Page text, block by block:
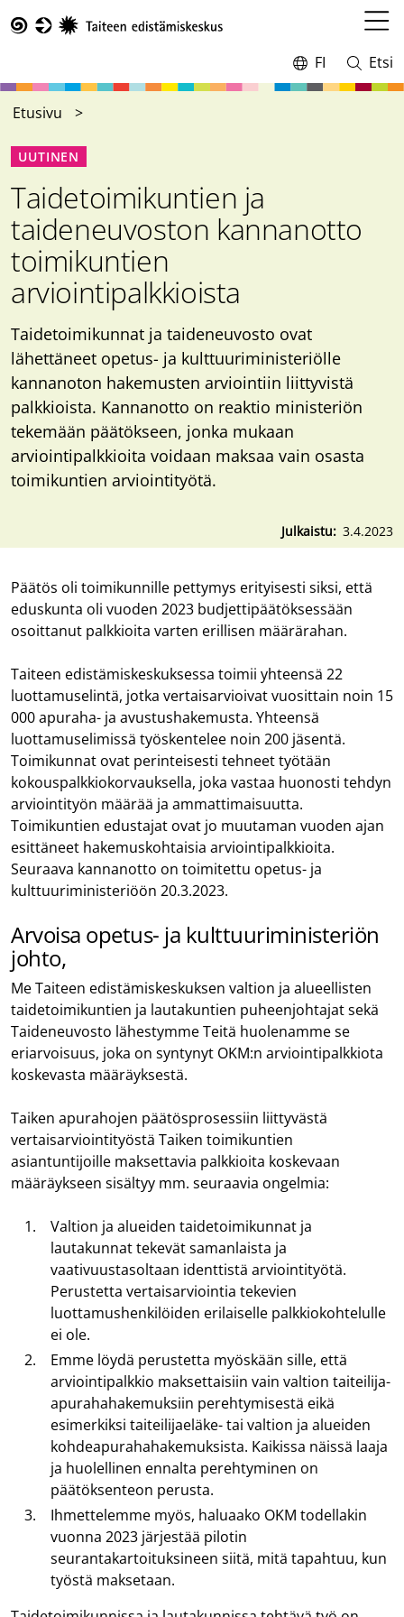
pääsisältöön
valikko
Vaihda
kieltä,
FI
Avaa
ja
Etsi
Etusivu
UUTINEN
Taidetoimikuntien ja
taideneuvoston kannanotto
toimikuntien
arviointipalkkioista
Taidetoimikunnat ja taideneuvosto ovat
lähettäneet opetus- ja kulttuuriministeriölle
kannanoton hakemusten arviointiin liittyvistä
palkkioista. Kannanotto on reaktio ministeriön
tekemään päätökseen, jonka mukaan
arviointipalkkioita voidaan maksaa vain osasta
toimikuntien arviointityötä.
Julkaistu 3.4.2023
Päätös oli toimikunnille pettymys erityisesti siksi, että
eduskunta oli vuoden 2023 budjettipäätöksessään
osoittanut palkkioita varten erillisen määrärahan.
Taiteen edistämiskeskuksessa toimii yhteensä 22
luottamuselintä, jotka vertaisarvioivat vuosittain noin 15
000 apuraha- ja avustushakemusta. Yhteensä
luottamuselimissä työskentelee noin 200 jäsentä.
Toimikunnat ovat perinteisesti tehneet työtään
kokouspalkkiokorvauksella, joka vastaa huonosti tehdyn
arviointityön määrää ja ammattimaisuutta.
Toimikuntien edustajat ovat jo muutaman vuoden ajan
esittäneet hakemuskohtaisia arviointipalkkioita.
Seuraava kannanotto on toimitettu opetus- ja
kulttuuriministeriöön 20.3.2023.
Arvoisa opetus- ja kulttuuriministeriön
johto,
Me Taiteen edistämiskeskuksen valtion ja alueellisten
taidetoimikuntien ja lautakuntien puheenjohtajat sekä
Taideneuvosto lähestymme Teitä huolenamme se
eriarvoisuus, joka on syntynyt OKM:n arviointipalkkiota
koskevasta määräyksestä.
Taiken apurahojen päätösprosessiin liittyvästä
vertaisarviointityöstä Taiken toimikuntien
asiantuntijoille maksettavia palkkioita koskevaan
määräykseen sisältyy mm. seuraavia ongelmia:
Valtion ja alueiden taidetoimikunnat ja
lautakunnat tekevät samanlaista ja
vaativuustasoltaan identtistä arviointityötä.
Perustetta vertaisarviointia tekevien
luottamushenkilöiden erilaiselle palkkiokohtelulle
ei ole.
Emme löydä perustetta myöskään sille, että
arviointipalkkio maksettaisiin vain valtion taiteilija-
apurahahakemuksiin perehtymisestä eikä
esimerkiksi taiteilijaeläke- tai valtion ja alueiden
kohdeapurahahakemuksista. Kaikissa näissä laaja
ja huolellinen ennalta perehtyminen on
päätöksenteon perusta.
Ihmettelemme myös, haluaako OKM todellakin
vuonna 2023 järjestää pilotin
seurantakartoituksineen siitä, mitä tapahtuu, kun
työstä maksetaan.